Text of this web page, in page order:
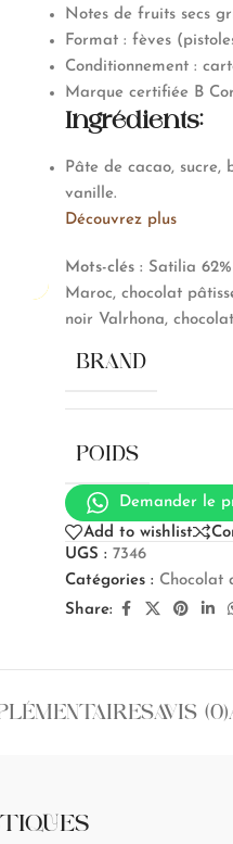
Notes de fruits secs
Format : fèves
Conditionnement :
Marque certifiée B
Ingrédients:
Pâte de cacao,
vanille.
Découvrez plus
Mots-clés : Satilia
Maroc, chocolat
noir Valrhona,
BRAND
POIDS
Demander le
Add to wishlist
UGS : 7346
Catégories : Chocolat
Share:
AVIS (0)